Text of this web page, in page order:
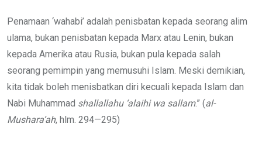
Penamaan ‘wahabi’ adalah penisbatan kepada seorang alim
ulama, bukan penisbatan kepada Marx atau Lenin, bukan
kepada Amerika atau Rusia, bukan pula kepada salah
seorang pemimpin yang memusuhi Islam. Meski demikian,
kita tidak boleh menisbatkan diri kecuali kepada Islam dan
Nabi Muhammad shallallahu ‘alaihi wa sallam.” (al-
Mushara’ah, hlm. 294—295)